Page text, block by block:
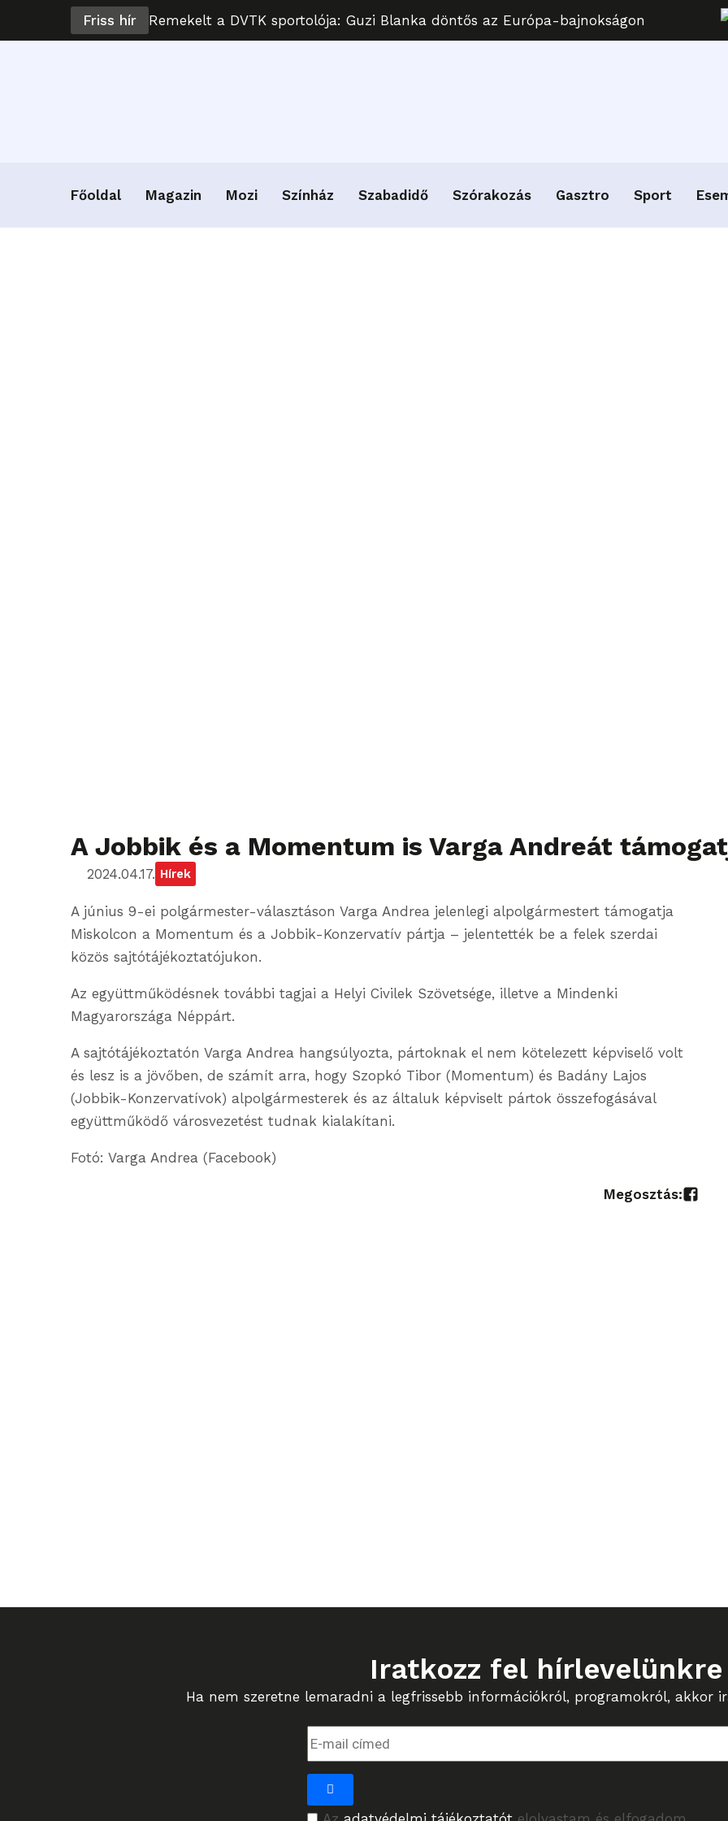
Friss hír Remekelt a DVTK sportolója: Guzi Blanka döntős az Európa-bajnokságon
Főoldal Magazin Mozi Színház Szabadidő Szórakozás Gasztro Sport
A Jobbik és a Momentum is Varga Andreát
2024.04.17. Hírek
A június 9-ei polgármester-választáson Varga Andrea jelenlegi alpolgármestert támogatja
Miskolcon a Momentum és a Jobbik-Konzervatív pártja – jelentették be a felek szerdai
közös sajtótájékoztatójukon.
Az együttműködésnek további tagjai a Helyi Civilek Szövetsége, illetve a Mindenki
Magyarországa Néppárt.
A sajtótájékoztatón Varga Andrea hangsúlyozta, pártoknak el nem kötelezett képviselő volt
és lesz is a jövőben, de számít arra, hogy Szopkó Tibor (Momentum) és Badány Lajos
(Jobbik-Konzervatívok) alpolgármesterek és az általuk képviselt pártok összefogásával
együttműködő városvezetést tudnak kialakítani.
Fotó: Varga Andrea (Facebook)
Megosztás:
Iratkozz fel hírlevelünkre
Ha nem szeretne lemaradni a legfrissebb információkról, programokról, akkor